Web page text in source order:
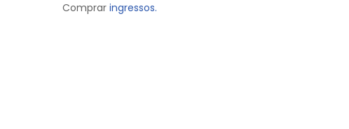
Comprar ingressos.